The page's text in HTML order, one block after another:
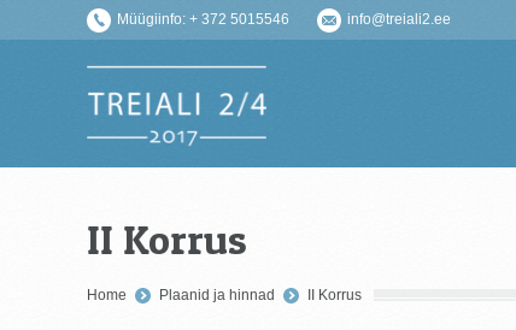
Müügiinfo: + 372 5015546 info@treiali2.ee
II Korrus
You are here:
Home Plaanid ja hinnad II Korrus